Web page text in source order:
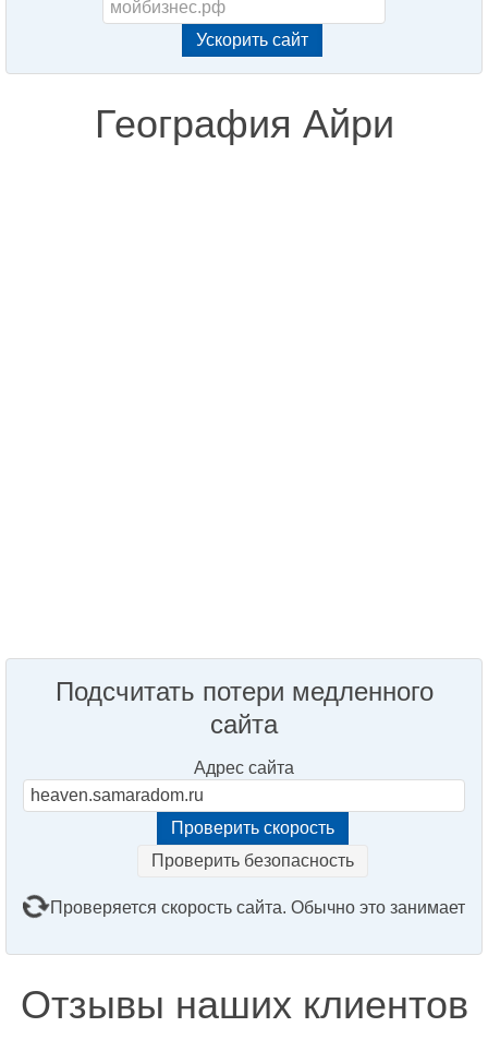
География Айри
Подсчитать потери медленного
сайта
Адрес сайта
Проверить безопасность
Проверяется скорость сайта. Обычно это занимает
Отзывы наших клиентов